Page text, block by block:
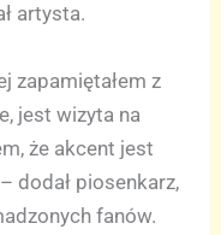
artysta.
zapamiętałem z
jest wizyta na
że akcent jest
dodał piosenkarz,
fanów.